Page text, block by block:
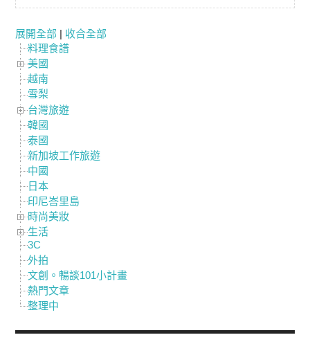
展開全部 | 收合全部
料理食譜
美國
越南
雪梨
台灣旅遊
韓國
泰國
新加坡工作旅遊
中國
日本
印尼峇里島
時尚美妝
生活
3C
外拍
文創。暢談101小計畫
熱門文章
整理中